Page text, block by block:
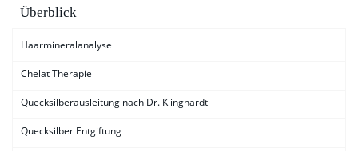
Überblick
Haarmineralanalyse
Chelat Therapie
Quecksilberausleitung nach Dr. Klinghardt
Quecksilber Entgiftung